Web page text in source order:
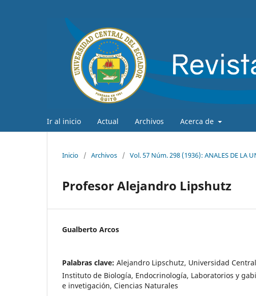
Ir al inicio Actual Archivos Acerca de
Inicio / Archivos / Vol. 57 Núm. 298 (1936): ANALES DE LA
Profesor Alejandro Lipshutz
Gualberto Arcos
Palabras clave: Alejandro Lipschutz, Universidad
Instituto de Biología, Endocrinología, Laboratorios y
e invetigación, Ciencias Naturales